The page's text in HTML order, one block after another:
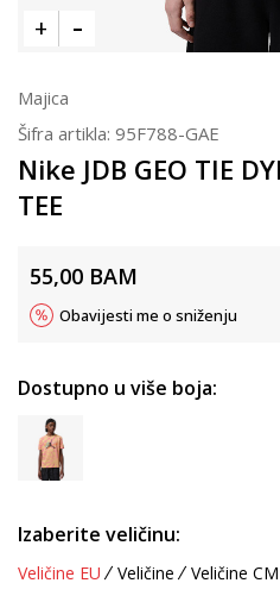
Majica
Šifra artikla: 95F788-GAE
Nike JDB GEO TIE
TEE
55,00 BAM
Obavijesti me o sniženju
Dostupno u više boja:
Izaberite veličinu:
Veličine EU Veličine Veličine CM